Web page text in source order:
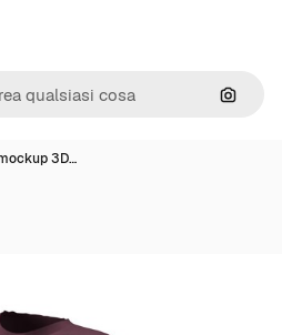
Cerca
3D…